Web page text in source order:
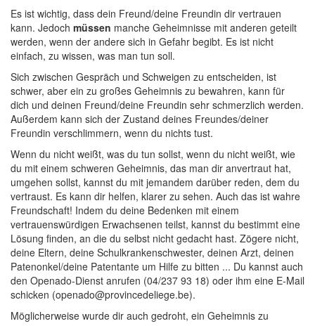
Es ist wichtig, dass dein Freund/deine Freundin dir vertrauen
kann. Jedoch müssen manche Geheimnisse mit anderen geteilt
werden, wenn der andere sich in Gefahr begibt. Es ist nicht
einfach, zu wissen, was man tun soll.
Sich zwischen Gespräch und Schweigen zu entscheiden, ist
schwer, aber ein zu großes Geheimnis zu bewahren, kann für
dich und deinen Freund/deine Freundin sehr schmerzlich werden.
Außerdem kann sich der Zustand deines Freundes/deiner
Freundin verschlimmern, wenn du nichts tust.
Wenn du nicht weißt, was du tun sollst, wenn du nicht weißt, wie
du mit einem schweren Geheimnis, das man dir anvertraut hat,
umgehen sollst, kannst du mit jemandem darüber reden, dem du
vertraust. Es kann dir helfen, klarer zu sehen. Auch das ist wahre
Freundschaft! Indem du deine Bedenken mit einem
vertrauenswürdigen Erwachsenen teilst, kannst du bestimmt eine
Lösung finden, an die du selbst nicht gedacht hast. Zögere nicht,
deine Eltern, deine Schulkrankenschwester, deinen Arzt, deinen
Patenonkel/deine Patentante um Hilfe zu bitten ... Du kannst auch
den Openado-Dienst anrufen (04/237 93 18) oder ihm eine E-Mail
schicken (openado@provincedeliege.be).
Möglicherweise wurde dir auch gedroht, ein Geheimnis zu